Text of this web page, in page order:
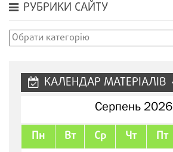
РУБРИКИ САЙТУ
Рубрики
КАЛЕНДАР МАТЕРІАЛІВ
Серпень 2026
Пн Вт Ср Чт Пт